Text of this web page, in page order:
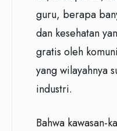
guru, berapa
dan kesehatan
gratis oleh
yang wilayahnya
industri.
Bahwa kawasan-